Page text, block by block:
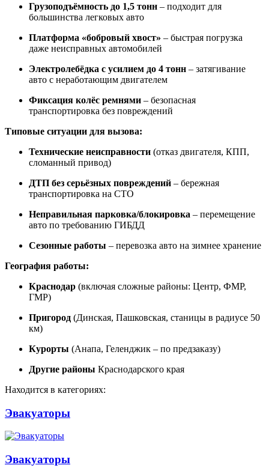
Грузоподъёмность до 1,5 тонн – подходит для
большинства легковых авто
Платформа «бобровый хвост» – быстрая погрузка
даже неисправных автомобилей
Электролебёдка с усилием до 4 тонн – затягивание
авто с неработающим двигателем
Фиксация колёс ремнями – безопасная
транспортировка без повреждений
Типовые ситуации для вызова:
Технические неисправности (отказ двигателя, КПП,
сломанный привод)
ДТП без серьёзных повреждений – бережная
транспортировка на СТО
Неправильная парковка/блокировка – перемещение
авто по требованию ГИБДД
Сезонные работы – перевозка авто на зимнее хранение
География работы:
Краснодар (включая сложные районы: Центр, ФМР,
ГМР)
Пригород (Динская, Пашковская, станицы в радиусе 50
км)
Курорты (Анапа, Геленджик – по предзаказу)
Другие районы Краснодарского края
Находится в категориях:
Эвакуаторы
Эвакуаторы